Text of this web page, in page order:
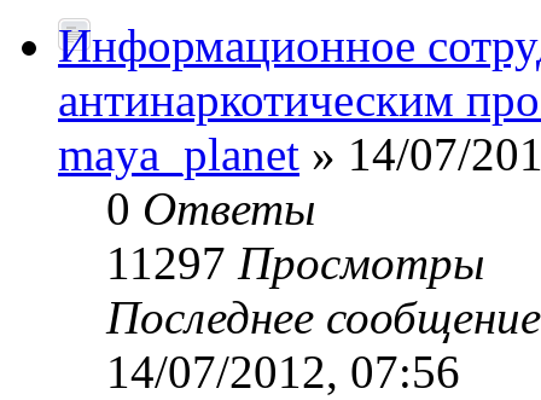
Информационное
антинаркотическим
maya_planet » 14/07/
0 Ответы
11297 Просмотры
Последнее
14/07/2012, 07:56